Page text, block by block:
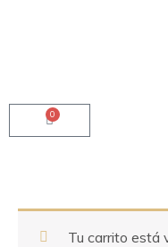
0
Carrito
Tu carrito está